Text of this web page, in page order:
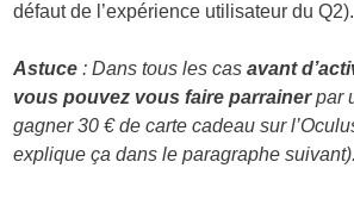
défaut de l’expérience utilisateur du Q2).
Astuce : Dans tous les casavant
vous pouvez vous faire parrainerpar
gagner 30 € de carte cadeau sur
explique ça dans le paragraphe suivant).